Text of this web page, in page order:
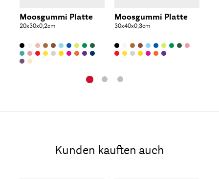
Moosgummi Platte
20x30x0,2cm
Moosgummi Platte
30x40x0,3cm
Kunden kauften auch